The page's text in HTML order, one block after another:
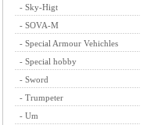
- Sky-Higt
- SOVA-M
- Special Armour Vehichles
- Special hobby
- Sword
- Trumpeter
- Um